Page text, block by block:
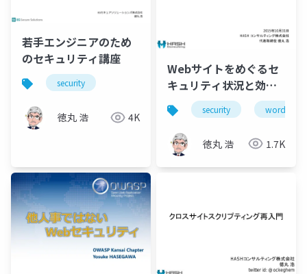
若手エンジニアのため
のセキュリティ講座
security
徳丸 浩 4K
Webサイトをめぐるセ
キュリティ状況と効果
的な防御方法
(WordPress編)
security wordpress
徳丸 浩 1.7K